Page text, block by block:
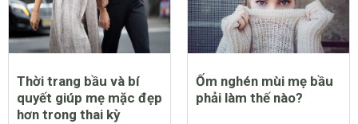
Thời trang bầu và bí
quyết giúp mẹ mặc đẹp
hơn trong thai kỳ
Ốm nghén mùi mẹ bầu
phải làm thế nào?